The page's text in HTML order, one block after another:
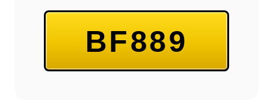
BF889